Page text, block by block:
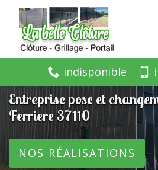
indisponible
Entreprise pose et
Ferriere 37110
NOS RÉALISATIONS